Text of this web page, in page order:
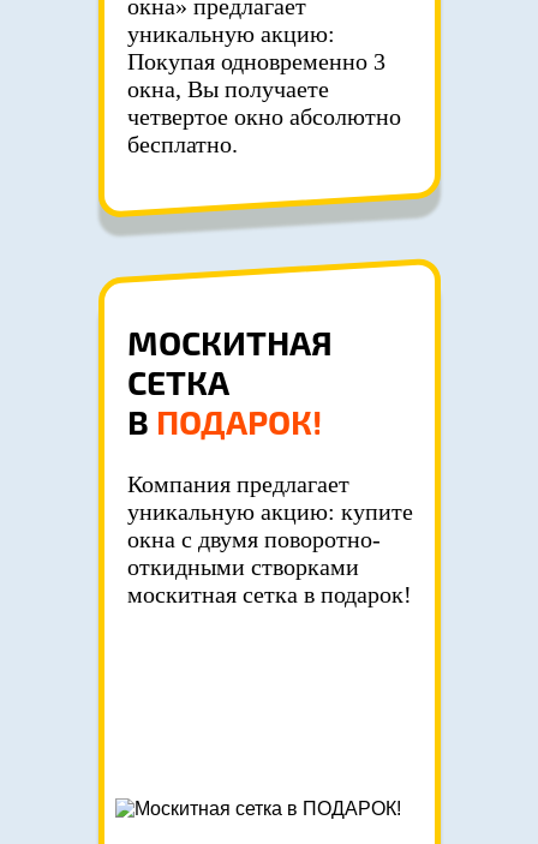
окна» предлагает
уникальную акцию:
Покупая одновременно 3
окна, Вы получаете
четвертое окно абсолютно
бесплатно.
МОСКИТНАЯ
СЕТКА
В ПОДАРОК!
Компания предлагает
уникальную акцию: купите
окна с двумя поворотно-
откидными створками
москитная сетка в подарок!